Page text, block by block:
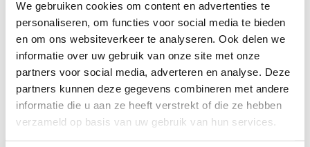
We gebruiken cookies om content en advertenties te
personaliseren, om functies voor social media te bieden
en om ons websiteverkeer te analyseren. Ook delen we
informatie over uw gebruik van onze site met onze
partners voor social media, adverteren en analyse. Deze
partners kunnen deze gegevens combineren met andere
informatie die u aan ze heeft verstrekt of die ze hebben
verzameld op basis van uw gebruik van hun services.
Reviews
Delen
Recent bekeken